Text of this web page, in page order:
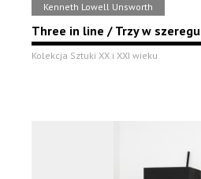
Kenneth Lowell Unsworth
Three in line / Trzy w szeregu
Kolekcja Sztuki XX i XXI wieku